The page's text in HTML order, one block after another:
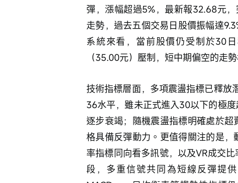
彈，漲幅超過5%，最新報32.68元
走勢，過去五個交易日股價振幅達
系統來看，當前股價仍受制於30
（35.00元）壓制，短中期偏空的走
技術指標層面，多項震盪指標已釋放
36水平，雖未正式進入30以下的極
逐步衰竭；隨機震盪指標明確處於
格具備反彈動力。更值得關注的是
率指標同向看多訊號，以及VR成交
段，多重信號共同為短線反彈提